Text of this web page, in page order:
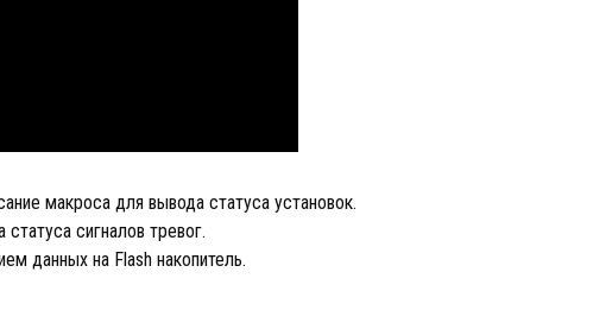
макроса для вывода статуса установок.
сигналов тревог.
данных на Flash накопитель.